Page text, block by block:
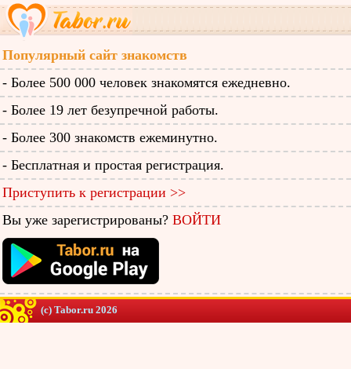
Популярный сайт знакомств
- Более 500 000 человек знакомятся ежедневно.
- Более 19 лет безупречной работы.
- Более 300 знакомств ежеминутно.
- Бесплатная и простая регистрация.
Приступить к регистрации >>
Вы уже зарегистрированы? ВОЙТИ
(c) Tabor.ru 2026